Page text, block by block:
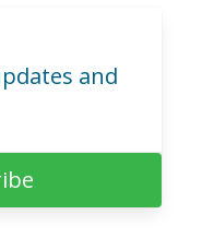
and